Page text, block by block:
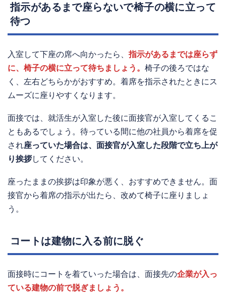
指示があるまで座らないで椅子の横に立って
待つ
入室して下座の席へ向かったら、 指示があるまでは座らず
に、椅子の横に立って待ちましょう。 椅子の後ろではな
く、左右どちらかがおすすめ。着席を指示されたときにス
ムーズに座りやすくなります。
面接では、就活生が入室した後に面接官が入室してくるこ
ともあるでしょう。待っている間に他の社員から着席を促
され座っていた場合は、面接官が入室した段階で立ち上が
り挨拶してください。
座ったままの挨拶は印象が悪く、おすすめできません。面
接官から着席の指示が出たら、改めて椅子に座りましょ
う。
コートは建物に入る前に脱ぐ
面接時にコートを着ていった場合は、面接先の企業が入っ
ている建物の前で脱ぎましょう。